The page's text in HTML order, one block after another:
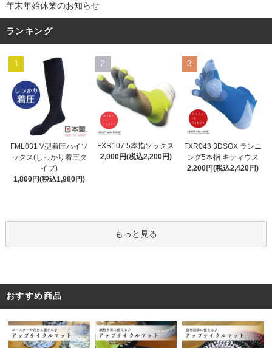
年末年始休業のお知らせ
ランキング
1
FML031 V型着圧ハイソ
ックス(しっかり着圧タ
イプ)
1,800円(税込1,980円)
2
FXR107 5本指ソックス
2,000円(税込2,200円)
3
FXR043 3DSOX ランニ
ング5本指 キティウス
2,200円(税込2,420円)
もっと見る
おすすめ商品